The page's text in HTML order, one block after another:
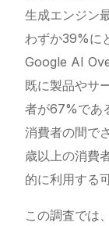
生成エンジン
わずか39%に
Google AI
既に製品やサ
者が67%であ
消費者の間で
歳以上の消費
的に利用する
この調査では